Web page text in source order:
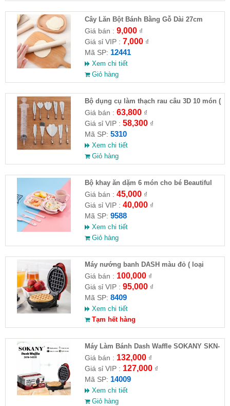
Cây Lăn Bột Bánh Bằng Gỗ Dài 27cm
Giá bán : 9,000₫
Giá sỉ VIP : 7,000₫
Mã SP: 12441
Xem chi tiết
Giỏ hàng
Bộ dụng cụ làm thạch rau câu 3D 10 món (
HĐ )
Giá bán : 63,800₫
Giá sỉ VIP : 58,300₫
Mã SP: 5310
Xem chi tiết
Giỏ hàng
Bộ khay ăn dặm 6 món cho bé Beautiful
life (hình gấu - ko hộp )
Giá bán : 45,000₫
Giá sỉ VIP : 40,000₫
Mã SP: 9588
Xem chi tiết
Giỏ hàng
Máy nướng banh DASH màu đỏ ( loại
chuẩn )
Giá bán : 100,000₫
Giá sỉ VIP : 95,000₫
Mã SP: 8409
Xem chi tiết
Tạm hết hàng
Máy Làm Bánh Dash Waffle SOKANY SKN-
14009
Giá bán : 132,000₫
Giá sỉ VIP : 127,000₫
Mã SP: 14009
Xem chi tiết
Giỏ hàng